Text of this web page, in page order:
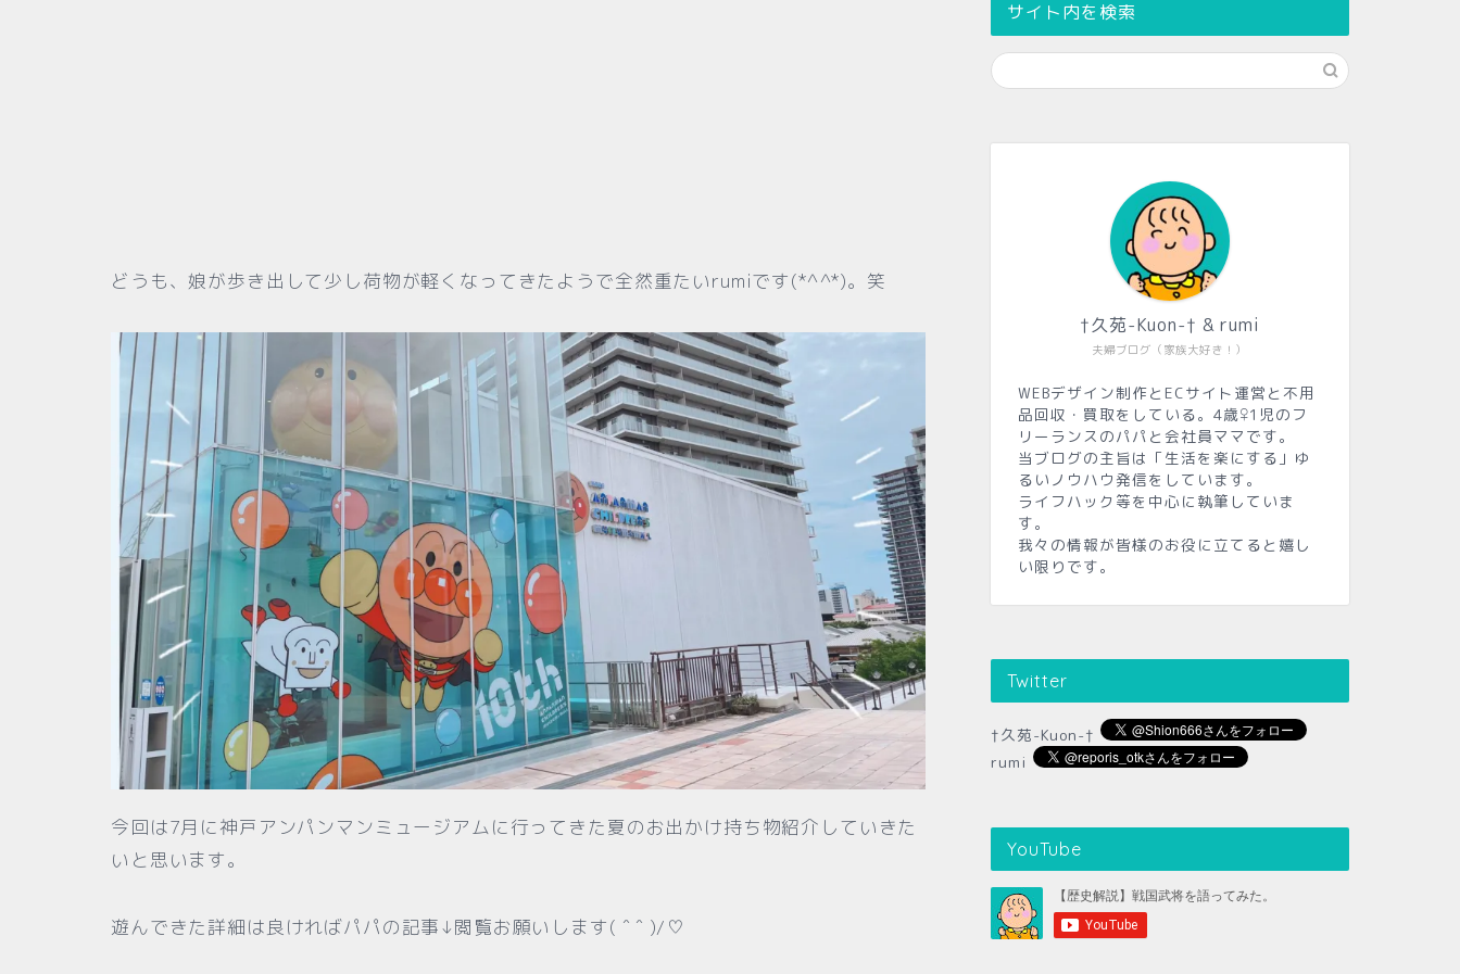
どうも、娘が歩き出して少し荷物が軽くなってきたようで全然重たいrumiです(*^^*)。笑
今回は7月に神戸アンパンマンミュージアムに行ってきた夏のお出かけ持ち物紹介していきた
いと思います。
遊んできた詳細は良ければパパの記事↓閲覧お願いします( ˆ ˆ )/♡
サイト内を検索
夫婦ブログ（家族大好き！）
†久苑-Kuon-† & rumi
WEBデザイン制作とECサイト運営と不用
品回収・買取をしている。4歳♀1児のフ
リーランスのパパと会社員ママです。
当ブログの主旨は「生活を楽にする」ゆ
るいノウハウ発信をしています。
ライフハック等を中心に執筆していま
す。
我々の情報が皆様のお役に立てると嬉し
い限りです。
Twitter
†久苑-Kuon-†
rumi
YouTube